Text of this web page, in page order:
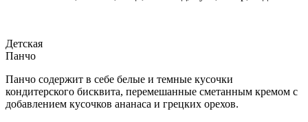
Детская
Панчо
Панчо содержит в себе белые и темные кусочки
кондитерского бисквита, перемешанные сметанным кремом с
добавлением кусочков ананаса и грецких орехов.